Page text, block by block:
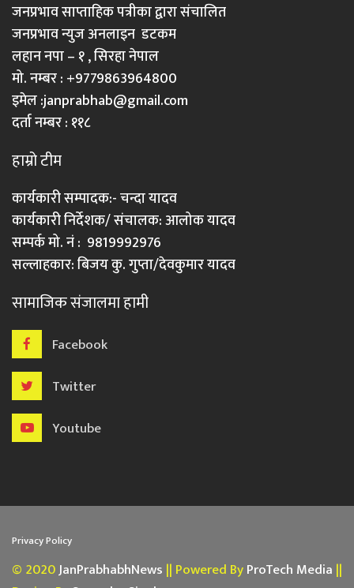
जनप्रभाव साप्ताहिक पत्रीका द्वारा संचालित
जनप्रभाव न्युज अनलाइन डटकम
लहान नपा – १ , सिरहा नेपाल
मो. नम्बर : +9779863964800
इमेल :janprabhab@gmail.com
दर्ता नम्बर : ११८
हाम्रो टीम
कार्यकारी सम्पादक:- चन्दा यादव
कार्यकारी निर्देशक/ संचालक: आलोक यादव
सम्पर्क मो. नं : 9819992976
सल्लाहकार: बिजय कु. गुप्ता/देवकुमार यादव
सामाजिक संजालमा हामी
Facebook
Twitter
Youtube
Privacy Policy
© 2020JanPrabhabhNews || Powered ByProTech Media ||